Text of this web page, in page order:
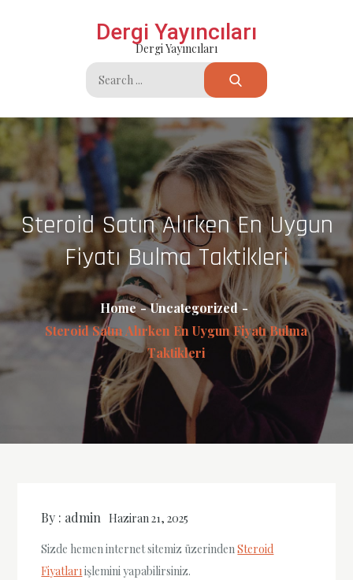
Dergi Yayıncıları
Dergi Yayıncıları
Search
for:
Steroid Satın Alırken En Uygun
Fiyatı Bulma Taktikleri
Home
Uncategorized
Steroid Satın Alırken En Uygun Fiyatı Bulma
Taktikleri
By : admin Haziran 21, 2025
Sizde hemen internet sitemiz üzerindenSteroid
Fiyatlarıişlemini yapabilirsiniz.